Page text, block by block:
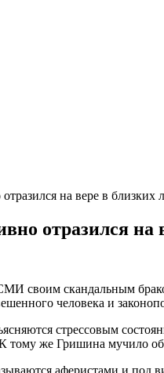
на вере в близких
отразился на
своим скандальным
человека и
стрессовым
тому же Гришина мучило
аферистами и